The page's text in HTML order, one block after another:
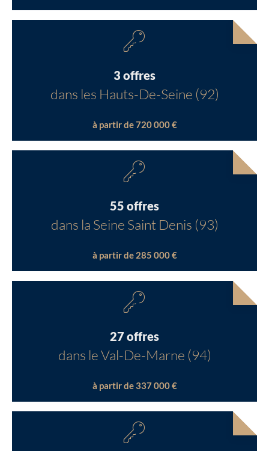
3 offres
dans les Hauts-De-Seine (92)
à partir de 720 000 €
55 offres
dans la Seine Saint Denis (93)
à partir de 285 000 €
27 offres
dans le Val-De-Marne (94)
à partir de 337 000 €